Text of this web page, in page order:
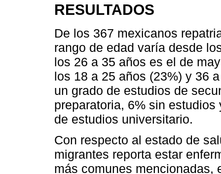
RESULTADOS
De los 367 mexicanos
rango de edad varía desde
los 26 a 35 años es el de
los 18 a 25 años (23%) y 36
un grado de estudios de
preparatoria, 6% sin
de estudios universitario.
Con respecto al estado de
migrantes reporta estar
más comunes mencionadas,